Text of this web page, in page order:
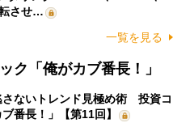
させ…
一覧を見る
ク「俺がカブ番長！」
さないトレンド見極め術 投資コ
番長！」【第11回】